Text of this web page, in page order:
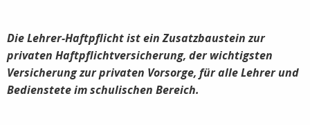
Die Lehrer-Haftpflicht ist ein Zusatzbaustein zur
privaten Haftpflichtversicherung, der wichtigsten
Versicherung zur privaten Vorsorge, für alle Lehrer und
Bedienstete im schulischen Bereich.